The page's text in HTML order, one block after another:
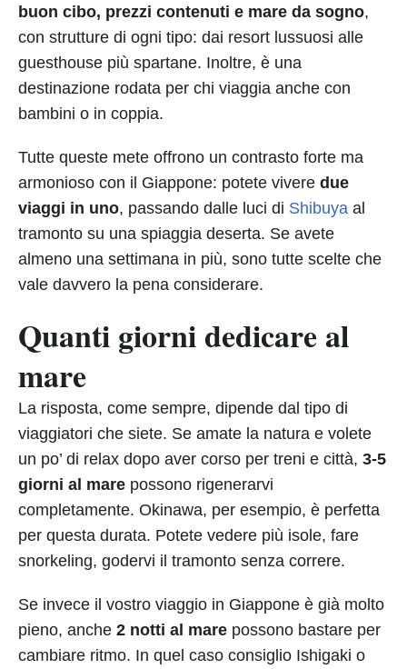
buon cibo, prezzi contenuti e mare da sogno,
con strutture di ogni tipo: dai resort lussuosi alle
guesthouse più spartane. Inoltre, è una
destinazione rodata per chi viaggia anche con
bambini o in coppia.
Tutte queste mete offrono un contrasto forte ma
armonioso con il Giappone: potete vivere due
viaggi in uno, passando dalle luci di Shibuya al
tramonto su una spiaggia deserta. Se avete
almeno una settimana in più, sono tutte scelte che
vale davvero la pena considerare.
Quanti giorni dedicare al
mare
La risposta, come sempre, dipende dal tipo di
viaggiatori che siete. Se amate la natura e volete
un po’ di relax dopo aver corso per treni e città, 3-5
giorni al mare possono rigenerarvi
completamente. Okinawa, per esempio, è perfetta
per questa durata. Potete vedere più isole, fare
snorkeling, godervi il tramonto senza correre.
Se invece il vostro viaggio in Giappone è già molto
pieno, anche 2 notti al mare possono bastare per
cambiare ritmo. In quel caso consiglio Ishigaki o